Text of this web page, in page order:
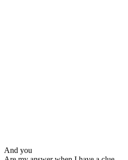
And you